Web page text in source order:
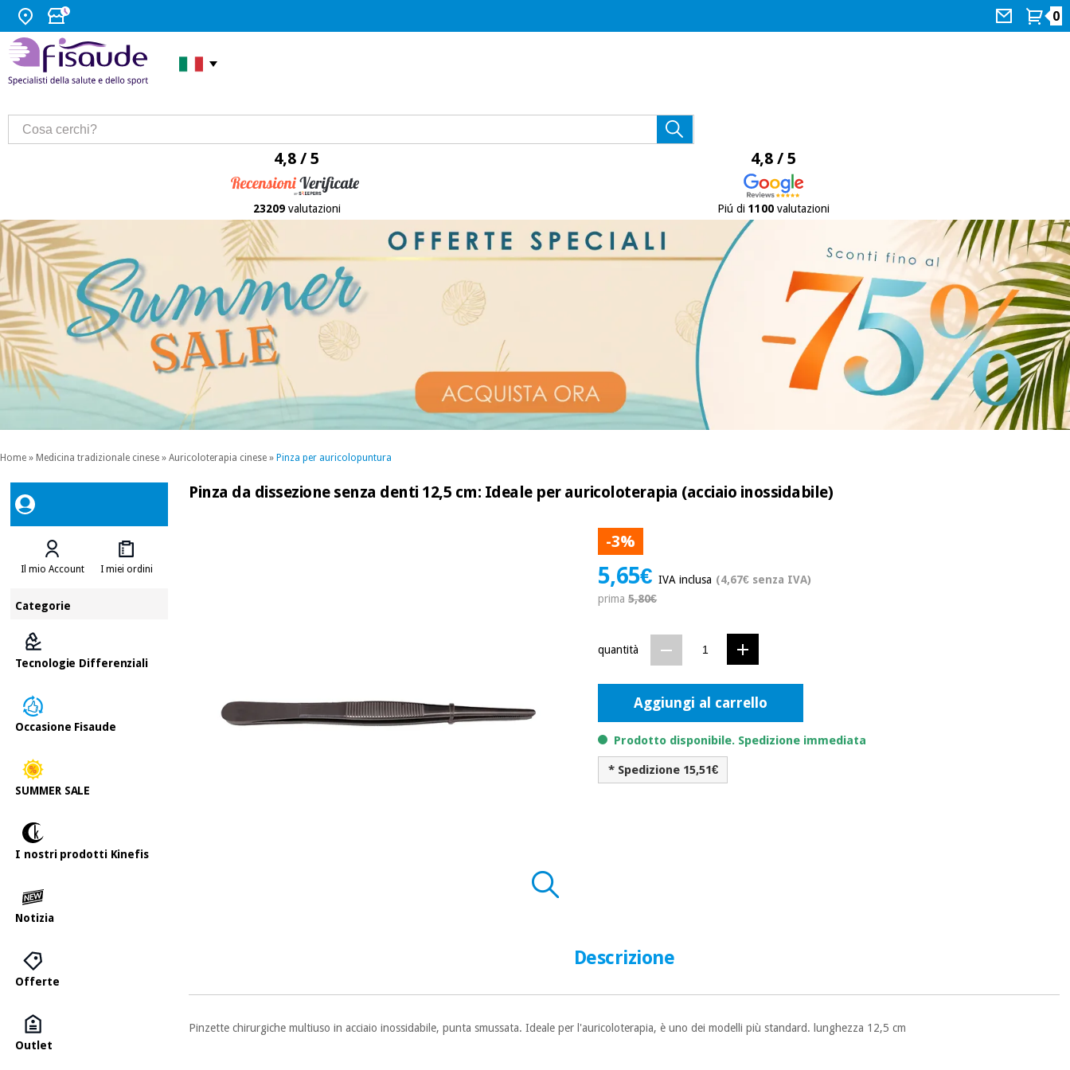
0
4,8 / 5
23209valutazioni
4,8 / 5
Piú di 1100valutazioni
Home » Medicina tradizionale cinese » Auricoloterapia cinese » Pinza per auricolopuntura
Il mio Account I miei ordini
Categorie
Tecnologie Differenziali
Occasione Fisaude
SUMMER SALE
I nostri prodotti Kinefis
Notizia
Offerte
Outlet
Pinza da dissezione senza denti 12,5 cm: Ideale per auricoloterapia (acciaio inossidabile)
-3%
5,65€IVA inclusa (4,67€ senza IVA)
prima5,80€
quantità
Aggiungi al carrello
Prodotto disponibile. Spedizione immediata
* Spedizione 15,51€
Descrizione
Pinzette chirurgiche multiuso in acciaio inossidabile, punta smussata. Ideale per l'auricoloterapia, è uno dei modelli più standard. lunghezza 12,5 cm